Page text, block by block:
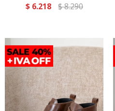
$ 6.218 $8.290